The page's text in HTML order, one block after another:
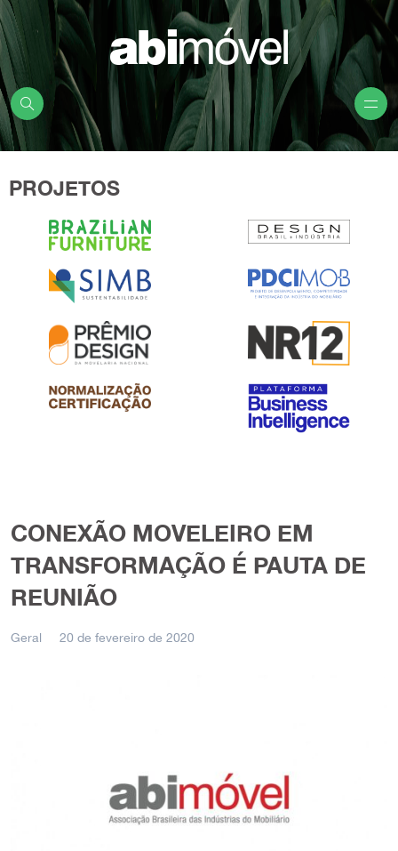
PROJETOS
CONEXÃO MOVELEIRO EM
TRANSFORMAÇÃO É PAUTA DE
REUNIÃO
Geral 20 de fevereiro de 2020